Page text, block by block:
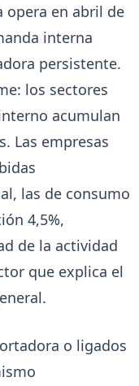
a San
fundada en
sobre Av.
en San
opera en abril de
interna
persistente.
los sectores
acumulan
Las empresas
las de consumo
4,5%,
de la actividad
que explica el
o ligados